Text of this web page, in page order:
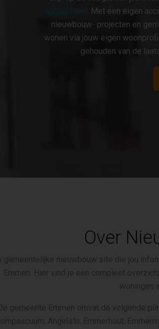
. Met een eigen
nieuwbouw- projecten en
wonen via jouw eigen
gehouden van de
Over
gemeentelijke nieuwbouw site die jou
Emmen. Hier vind je een compleet
woningen
gemeente Emmen omvat de volgende
Angelslo, Emmerhout,